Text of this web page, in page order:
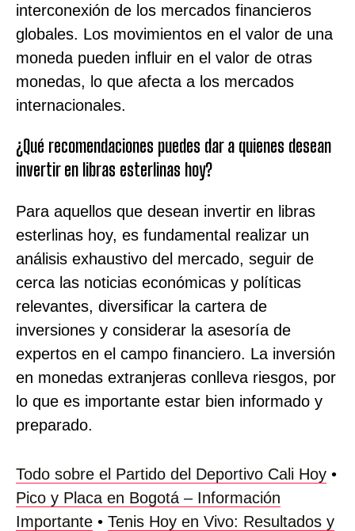
interconexión de los mercados financieros
globales. Los movimientos en el valor de una
moneda pueden influir en el valor de otras
monedas, lo que afecta a los mercados
internacionales.
¿Qué recomendaciones puedes dar a quienes desean
invertir en libras esterlinas hoy?
Para aquellos que desean invertir en libras
esterlinas hoy, es fundamental realizar un
análisis exhaustivo del mercado, seguir de
cerca las noticias económicas y políticas
relevantes, diversificar la cartera de
inversiones y considerar la asesoría de
expertos en el campo financiero. La inversión
en monedas extranjeras conlleva riesgos, por
lo que es importante estar bien informado y
preparado.
Todo sobre el Partido del Deportivo Cali Hoy •
Pico y Placa en Bogotá – Información
Importante • Tenis Hoy en Vivo: Resultados y